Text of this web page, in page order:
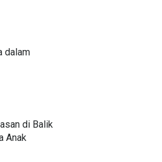
dalam
di Balik
Anak